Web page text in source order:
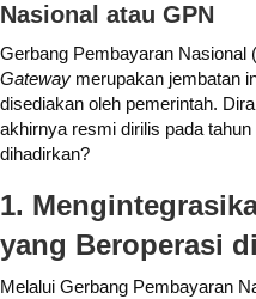
Nasional atau GPN
Gerbang Pembayaran Nasional
Gateway merupakan jembatan
disediakan oleh pemerintah.
akhirnya resmi dirilis pada
dihadirkan?
1.
yang Beroperasi
Melalui Gerbang Pembayaran